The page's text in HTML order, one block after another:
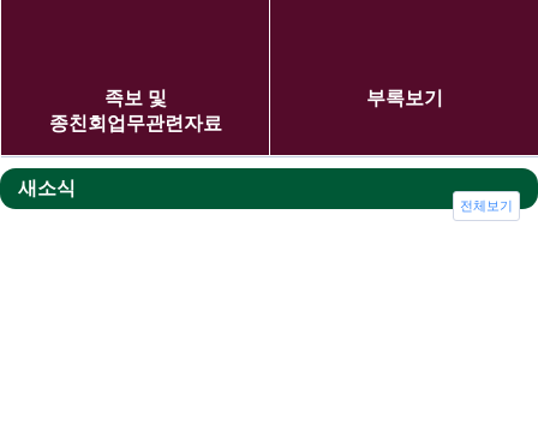
족보 및
종친회업무관련자료
부록보기
새소식
전체보기